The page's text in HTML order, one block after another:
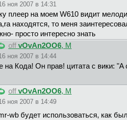
ноя 2007 в 14:31
плеер на моем W610 видит
находятся, то меня
просто интересно знать
off vOvAn2OO6, М
ноя 2007 в 14:44
на Кода! Он прав! цитата с вики:
off vOvAn2OO6, М
ноя 2007 в 14:49
wb будет использоваться, как